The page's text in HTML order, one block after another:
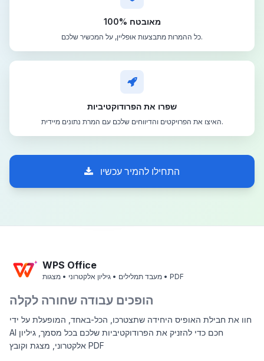
100% מאובטח
כל ההמרות מתבצעות אופליין, על המכשיר שלכם.
שפרו את הפרודוקטיביות
האיצו את הפרויקטים והדיווחים שלכם עם המרת נתונים מיידית.
התחילו להמיר עכשיו
WPS Office
מעבד תמלילים • גיליון אלקטרוני • מצגות • PDF
הופכים עבודה שחורה לקלה
חוו את חבילת האופיס היחידה שתצטרכו, הכל-באחד, המופעלת על ידי
AI חכם כדי להזניק את הפרודוקטיביות שלכם בכל מסמך, גיליון
אלקטרוני, מצגת וקובץ PDF